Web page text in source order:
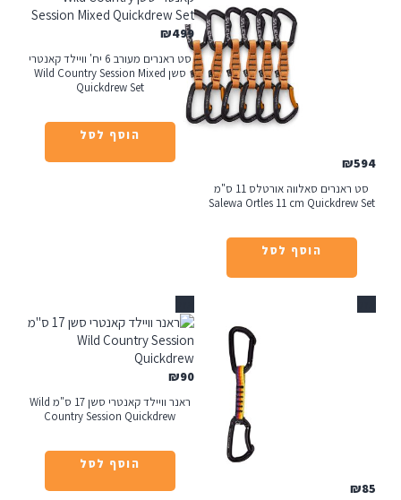
סט ראנרים סאלווה אורטלס 11 ס"מ
Salewa Ortles 11 cm
הוסף לסל
₪ 499
סט ראנרים מעורב 6 יח' וויילד קאנטרי
סשן Wild Country Session Mixed
Quickdrew Set
הוסף לסל
90
ראנר וויילד קאנטרי סשן 17 ס"מ Wild
Country Session Quickdrew
הוסף לסל